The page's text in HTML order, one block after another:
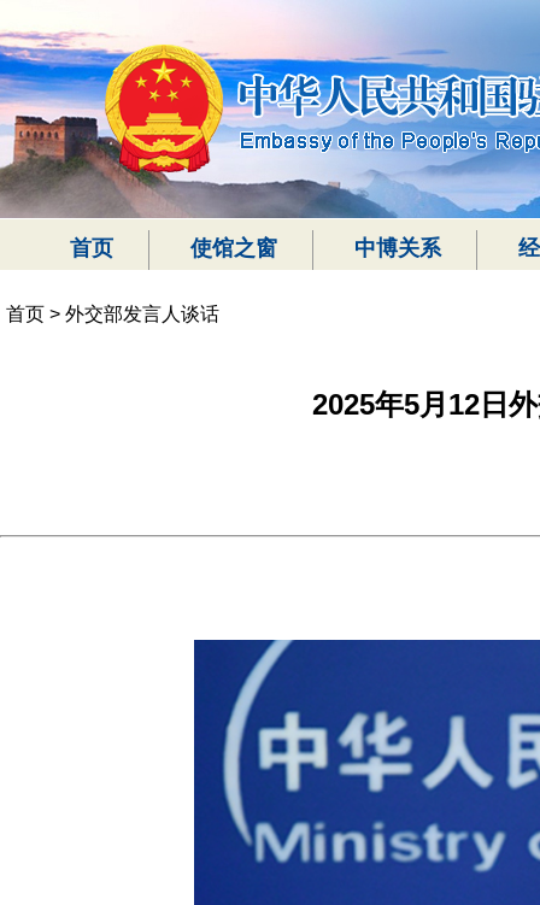
首页 使馆之窗 中博关系
首页 > 外交部发言人谈话
2025年5月12日